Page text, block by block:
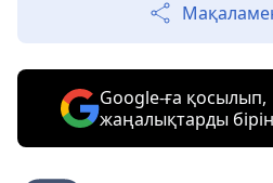
Google-ға қосылып,
жаңалықтарды